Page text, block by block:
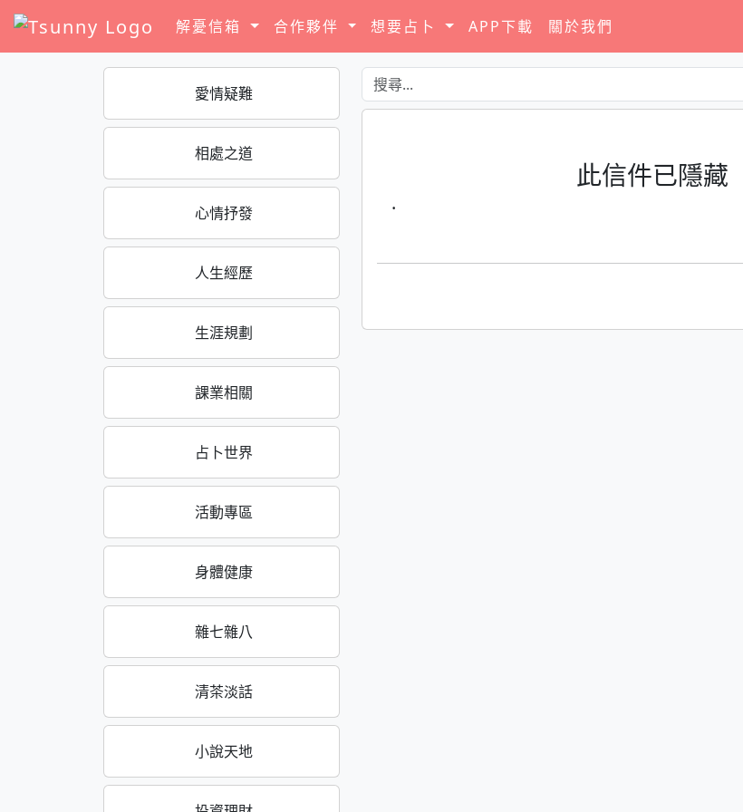
解憂信箱 合作夥伴 想要占卜 APP下載 關於我們
愛情疑難
相處之道
心情抒發
人生經歷
生涯規劃
課業相關
占卜世界
活動專區
身體健康
雜七雜八
清茶淡話
小說天地
此信件已隱藏
·